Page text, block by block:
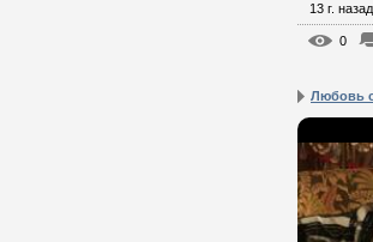
13 г. назад
0
Любовь